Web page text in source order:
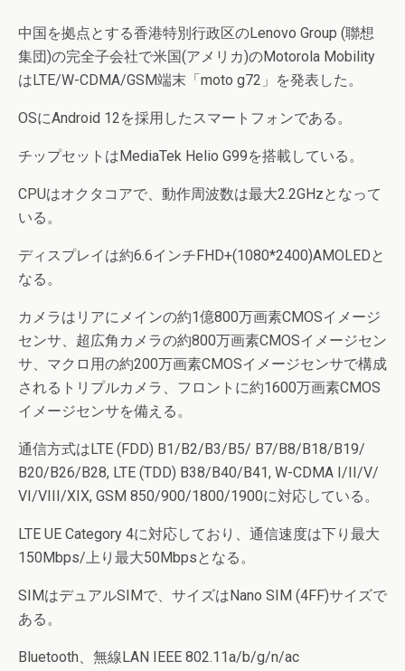
中国を拠点とする香港特別行政区のLenovo Group (聯想
集団)の完全子会社で米国(アメリカ)のMotorola Mobility
はLTE/W-CDMA/GSM端末「moto g72」を発表した。
OSにAndroid 12を採用したスマートフォンである。
チップセットはMediaTek Helio G99を搭載している。
CPUはオクタコアで、動作周波数は最大2.2GHzとなって
いる。
ディスプレイは約6.6インチFHD+(1080*2400)AMOLEDと
なる。
カメラはリアにメインの約1億800万画素CMOSイメージ
センサ、超広角カメラの約800万画素CMOSイメージセン
サ、マクロ用の約200万画素CMOSイメージセンサで構成
されるトリプルカメラ、フロントに約1600万画素CMOS
イメージセンサを備える。
通信方式はLTE (FDD) B1/B2/B3/B5/ B7/B8/B18/B19/
B20/B26/B28, LTE (TDD) B38/B40/B41, W-CDMA I/II/V/
VI/VIII/XIX, GSM 850/900/1800/1900に対応している。
LTE UE Category 4に対応しており、通信速度は下り最大
150Mbps/上り最大50Mbpsとなる。
SIMはデュアルSIMで、サイズはNano SIM (4FF)サイズで
ある。
Bluetooth、無線LAN IEEE 802.11a/b/g/n/ac